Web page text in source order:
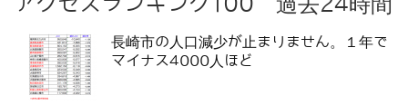
長崎市の人口減少が止まりません。１年で
マイナス4000人ほど